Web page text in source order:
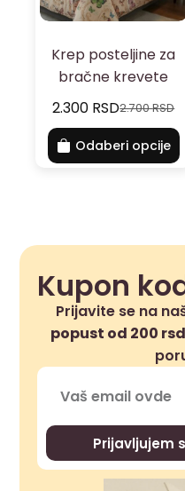
Krep posteljine za
bračne krevete
2.700RSD
2.300 RSD
Odaberi opcije
Kupon
Prijavite se na
popust od 200
Prijavljujem